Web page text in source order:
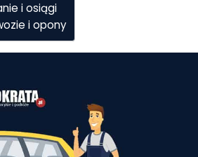
i osiągi
i opony